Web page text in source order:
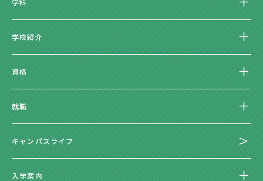
学校紹介
資格
就職
キャンパスライフ
入学案内